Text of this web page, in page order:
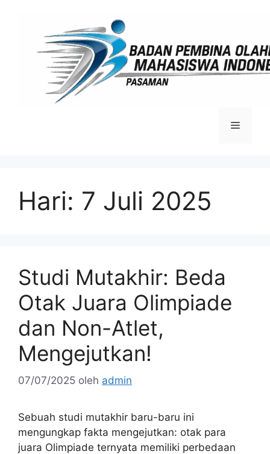
Menu
Hari: 7 Juli 2025
Studi Mutakhir: Beda
Otak Juara Olimpiade
dan Non-Atlet,
Mengejutkan!
07/07/2025 oleh admin
Sebuah studi mutakhir baru-baru ini
mengungkap fakta mengejutkan: otak para
juara Olimpiade ternyata memiliki perbedaan